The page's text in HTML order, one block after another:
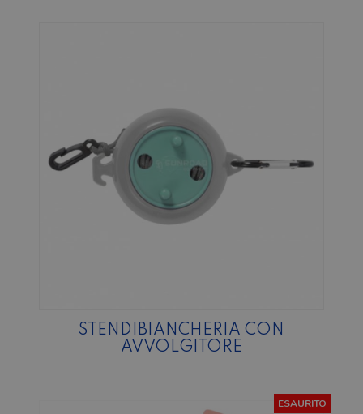
STENDIBIANCHERIA CON
AVVOLGITORE
ESAURITO